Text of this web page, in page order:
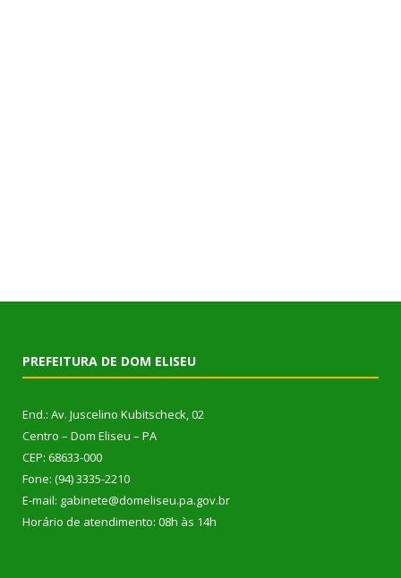
PREFEITURA DE DOM ELISEU
End.: Av. Juscelino Kubitscheck, 02
Centro – Dom Eliseu – PA
CEP: 68633-000
Fone: (94) 3335-2210
E-mail: gabinete@domeliseu.pa.gov.br
Horário de atendimento: 08h às 14h